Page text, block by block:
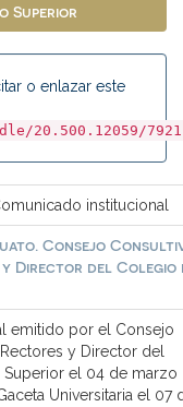
Superior
o enlazar este
20.500.12059/7921
institucional
Consejo
y Director del Colegio
emitido por el Consejo
y Director del
el 04 de marzo
Universitaria el 07